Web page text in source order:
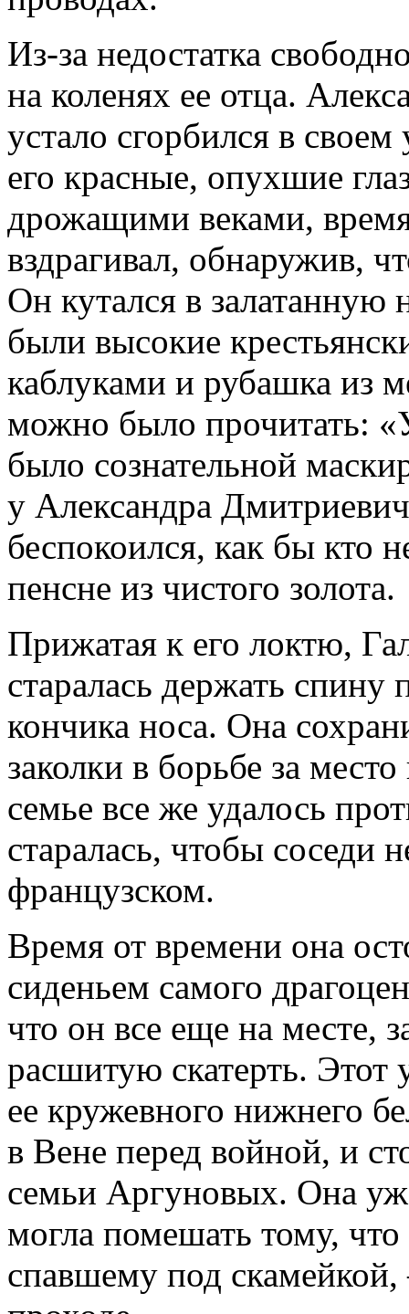
Из-за недостатка
на коленях ее отца.
устало сгорбился в
его красные, опухшие
дрожащими веками,
вздрагивал, обнаружив,
Он кутался в залатанную
были высокие
каблуками и рубашка из
можно было прочитать:
было сознательной
у Александра
беспокоился, как бы кто
пенсне из чистого золота.
Прижатая к его локтю,
старалась держать
кончика носа. Она
заколки в борьбе за
семье все же удалось
старалась, чтобы соседи
французском.
Время от времени она
сиденьем самого
что он все еще на месте,
расшитую скатерть. Этот
ее кружевного нижнего
в Вене перед войной, и
семьи Аргуновых. Она
могла помешать тому,
спавшему под скамейкой,